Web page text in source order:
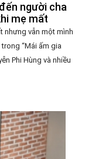
người cha
mẹ mất
nhưng vẫn một mình
“Mái ấm gia
Phi Hùng và nhiều